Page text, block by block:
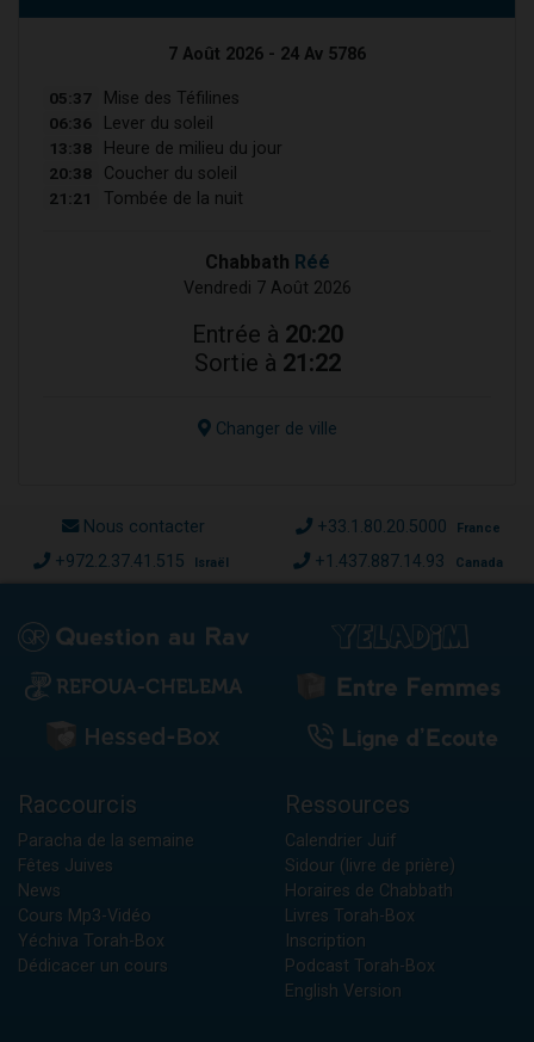
7 Août 2026 - 24 Av 5786
05:37 Mise des Téfilines
06:36 Lever du soleil
13:38 Heure de milieu du jour
20:38 Coucher du soleil
21:21 Tombée de la nuit
Chabbath Réé
Vendredi 7 Août 2026
Entrée à 20:20
Sortie à 21:22
Changer de ville
Nous contacter +33.1.80.20.5000 France
+972.2.37.41.515 Israël +1.437.887.14.93 Canada
Raccourcis
Paracha de la semaine
Fêtes Juives
News
Cours Mp3-Vidéo
Yéchiva Torah-Box
Dédicacer un cours
Ressources
Calendrier Juif
Sidour (livre de prière)
Horaires de Chabbath
Livres Torah-Box
Inscription
Podcast Torah-Box
English Version